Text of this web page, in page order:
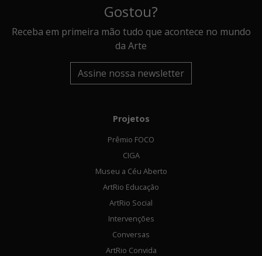
Gostou?
Receba em primeira mão tudo que acontece no mundo
da Arte
Assine nossa newsletter
Projetos
Prêmio FOCO
CIGA
Museu a Céu Aberto
ArtRio Educação
ArtRio Social
Intervenções
Conversas
ArtRio Convida